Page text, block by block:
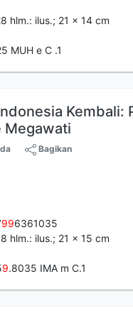
hlm.: ilus.; 21 x 14 cm
MUH e C .1
Kembali:
Megawati
Bagikan
996361035
8 hlm.: ilus.; 21 x 15 cm
9.8035 IMA m C.1